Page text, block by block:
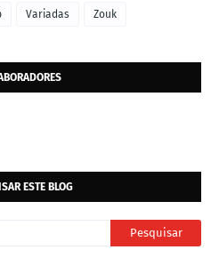
Variadas Zouk
ESTE BLOG